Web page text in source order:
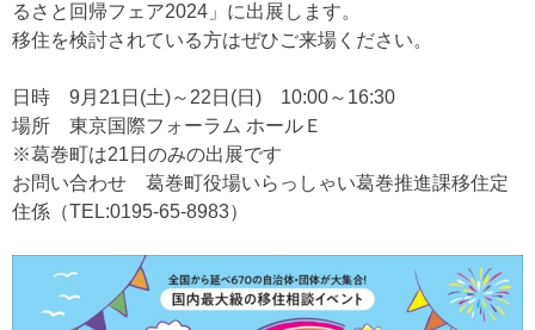
るさと回帰フェア2024」に出展します。
移住を検討されている方はぜひご来場ください。
日時 9月21日(土)～22日(日) 10:00～16:30
場所 東京国際フォーラム ホールＥ
※葛巻町は21日のみの出展です
お問い合わせ 葛巻町役場いらっしゃい葛巻推進課移住定
住係（TEL:0195‐65‐8983）